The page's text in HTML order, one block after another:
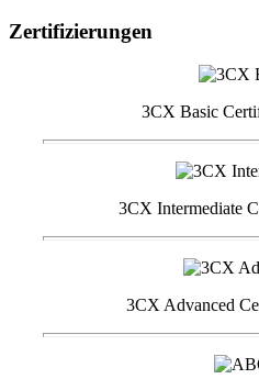
Zertifizierungen
3CX Basic
3CX Intermediate
3CX Advanced